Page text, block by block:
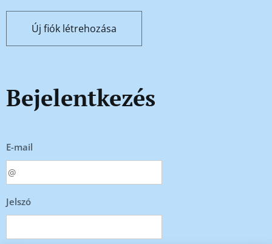
Új fiók létrehozása
Bejelentkezés
E-mail
Jelszó